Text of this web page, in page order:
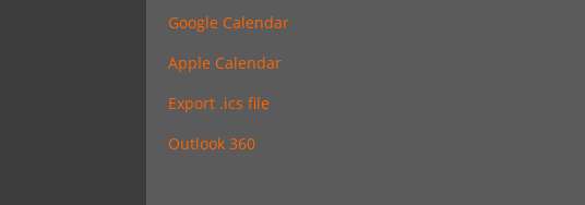
Google Calendar
Apple Calendar
Export .ics file
Outlook 360